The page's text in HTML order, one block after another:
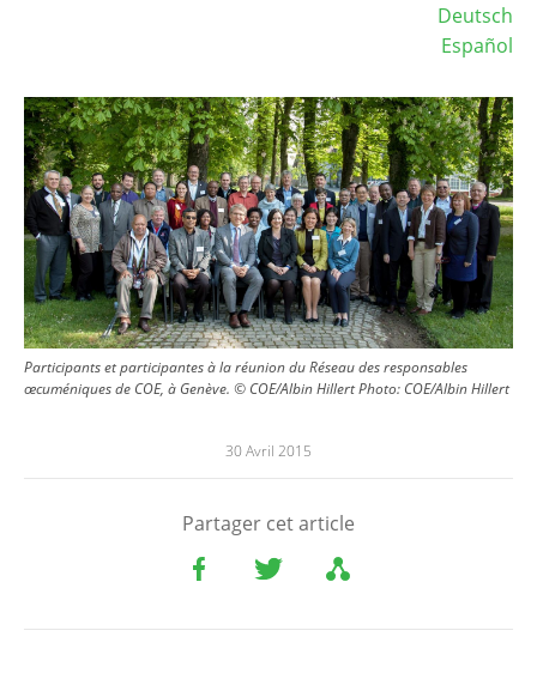
Deutsch
Español
Image
Participants et participantes à la réunion du Réseau des responsables
œcuméniques de COE, à Genève. © COE/Albin HillertPhoto: COE/Albin Hillert
30 Avril 2015
Partager cet article